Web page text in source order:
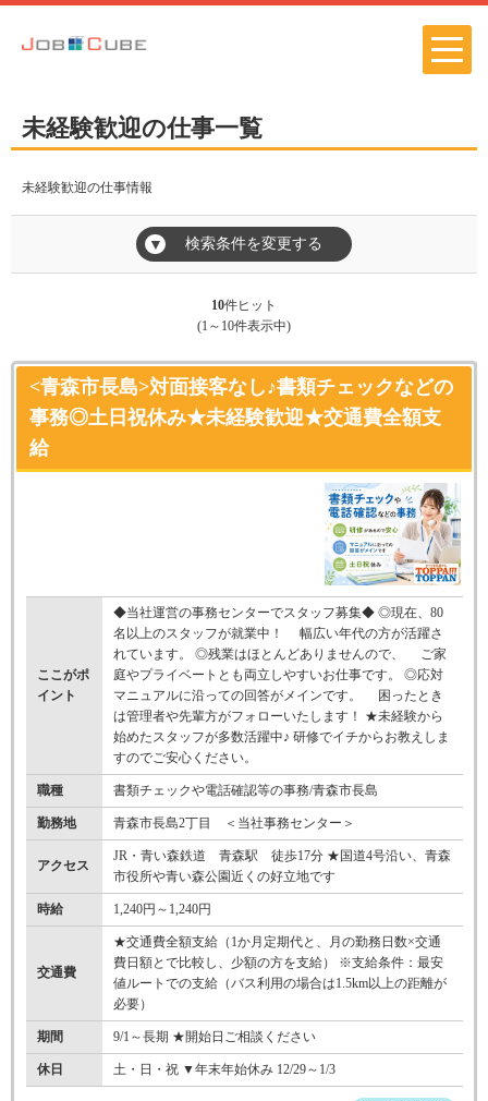
未経験歓迎の仕事一覧
未経験歓迎の仕事情報
▼ 検索条件を変更する
10件ヒット
(1～10件表示中)
<青森市長島>対面接客なし♪書類チェックなどの
事務◎土日祝休み★未経験歓迎★交通費全額支
給
ここがポ
イント
◆当社運営の事務センターでスタッフ募集◆ ◎現在、80
名以上のスタッフが就業中！ 幅広い年代の方が活躍さ
れています。 ◎残業はほとんどありませんので、 ご家
庭やプライベートとも両立しやすいお仕事です。 ◎応対
マニュアルに沿っての回答がメインです。 困ったとき
は管理者や先輩方がフォローいたします！ ★未経験から
始めたスタッフが多数活躍中♪ 研修でイチからお教えしま
すのでご安心ください。
職種 書類チェックや電話確認等の事務/青森市長島
勤務地 青森市長島2丁目 ＜当社事務センター＞
アクセス
JR・青い森鉄道 青森駅 徒歩17分 ★国道4号沿い、青森
市役所や青い森公園近くの好立地です
時給 1,240円～1,240円
交通費
★交通費全額支給（1か月定期代と、月の勤務日数×交通
費日額とで比較し、少額の方を支給） ※支給条件：最安
値ルートでの支給（バス利用の場合は1.5km以上の距離が
必要）
期間 9/1～長期 ★開始日ご相談ください
休日 土・日・祝 ▼年末年始休み 12/29～1/3